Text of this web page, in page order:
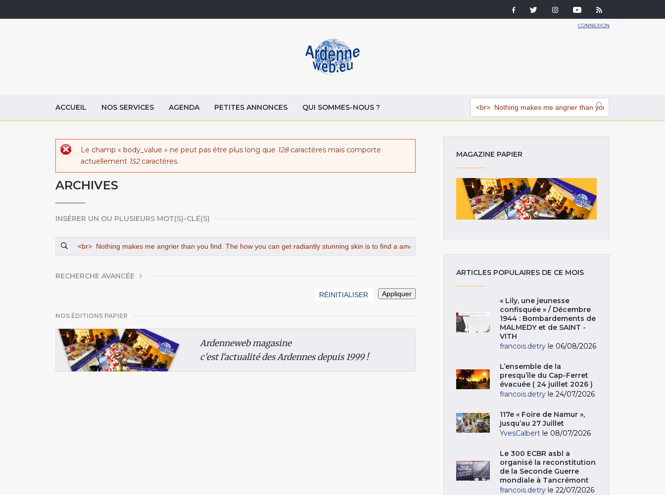
CONNEXION
ACCUEIL NOS SERVICES AGENDA PETITES ANNONCES QUI SOMMES-NOUS ?
Message d'erreur
Le champ « body_value » ne peut pas être plus long que 128caractères mais comporte
actuellement 152caractères.
ARCHIVES
INSÉRER UN OU PLUSIEURS MOT(S)-CLÉ(S)
AFFICHER
RECHERCHE AVANCÉE
NOS ÉDITIONS PAPIER
Ardenneweb magasine
c'est l'actualité des Ardennes depuis 1999 !
MAGAZINE PAPIER
ARTICLES POPULAIRES DE CE MOIS
« Lily, une jeunesse
confisquée » / Décembre
1944 : Bombardements de
MALMEDY et de SAINT -
VITH
francois.detry le 06/08/2026
L’ensemble de la
presqu’île du Cap-Ferret
évacuée ( 24 juillet 2026 )
francois.detry le 24/07/2026
117e « Foire de Namur »,
jusqu’au 27 Juillet
YvesCalbert le 08/07/2026
Le 300 ECBR asbl a
organisé la reconstitution
de la Seconde Guerre
mondiale à Tancrémont
francois.detry le 22/07/2026